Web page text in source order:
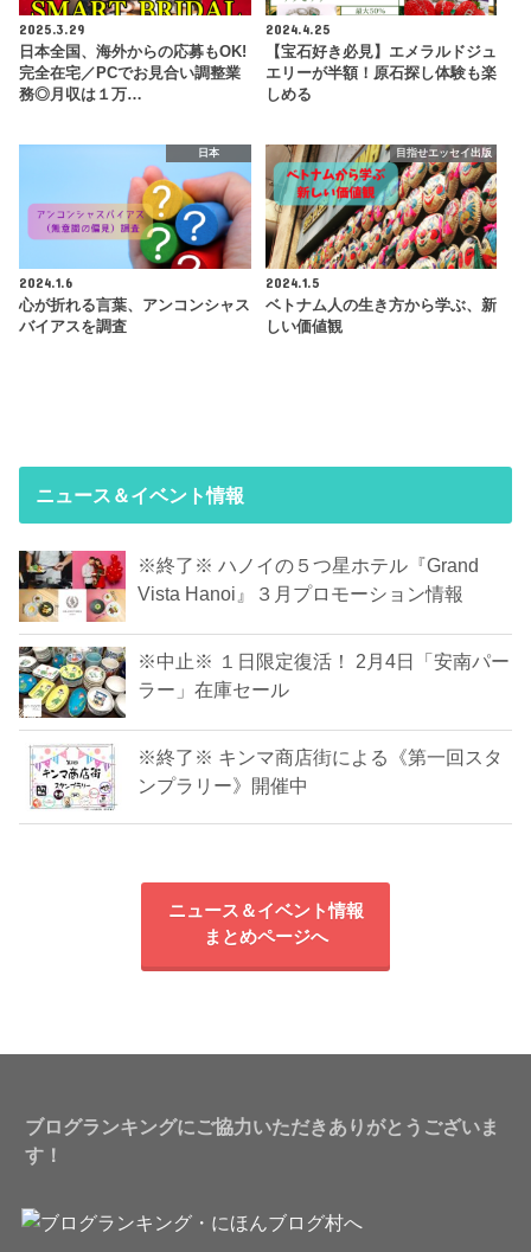
2025.3.29
日本全国、海外からの応募もOK!
完全在宅／PCでお見合い調整業
務◎月収は１万…
2024.4.25
【宝石好き必見】エメラルドジュ
エリーが半額！原石探し体験も楽
しめる
日本
2024.1.6
心が折れる言葉、アンコンシャス
バイアスを調査
目指せエッセイ出版
2024.1.5
ベトナム人の生き方から学ぶ、新
しい価値観
ニュース＆イベント情報
※終了※ ハノイの５つ星ホテル『Grand
Vista Hanoi』３月プロモーション情報
※中止※ １日限定復活！ 2月4日「安南パー
ラー」在庫セール
※終了※ キンマ商店街による《第一回スタ
ンプラリー》開催中
ニュース＆イベント情報
まとめページへ
ブログランキングにご協力いただきありがとうございま
す！